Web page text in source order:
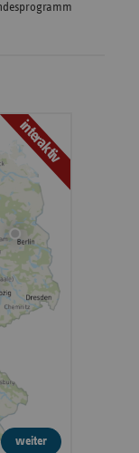
interaktiv
weiter